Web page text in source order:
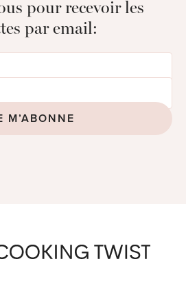
pour recevoir les
par email:
M’ABONNE